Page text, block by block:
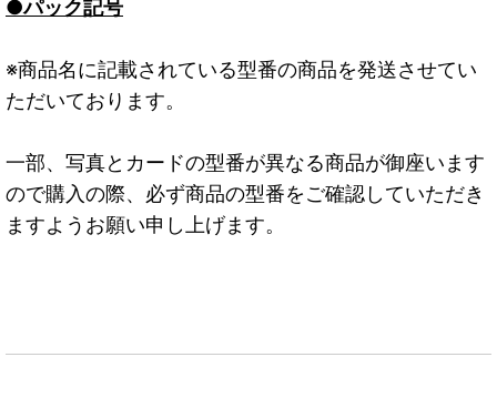
●パック記号
※商品名に記載されている型番の商品を発送させてい
ただいております。
一部、写真とカードの型番が異なる商品が御座います
ので購入の際、必ず商品の型番をご確認していただき
ますようお願い申し上げます。